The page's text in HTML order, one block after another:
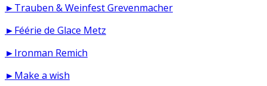
►Trauben & Weinfest Grevenmacher
►Féérie de Glace Metz
►Ironman Remich
►Make a wish